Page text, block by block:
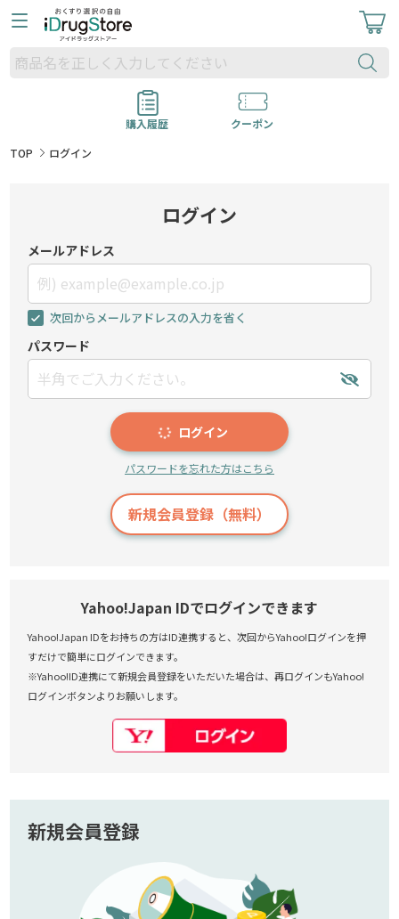
購入履歴
クーポン
TOP
ログイン
ログイン
メールアドレス
次回からメールアドレスの入力を省く
パスワード
ログイン
パスワードを忘れた方はこちら
新規会員登録（無料）
Yahoo!Japan IDでログインできます
Yahoo!Japan IDをお持ちの方はID連携すると、次回からYahoo!ログインを押
すだけで簡単にログインできます。
※Yahoo!ID連携にて新規会員登録をいただいた場合は、再ログインもYahoo!
ログインボタンよりお願いします。
新規会員登録